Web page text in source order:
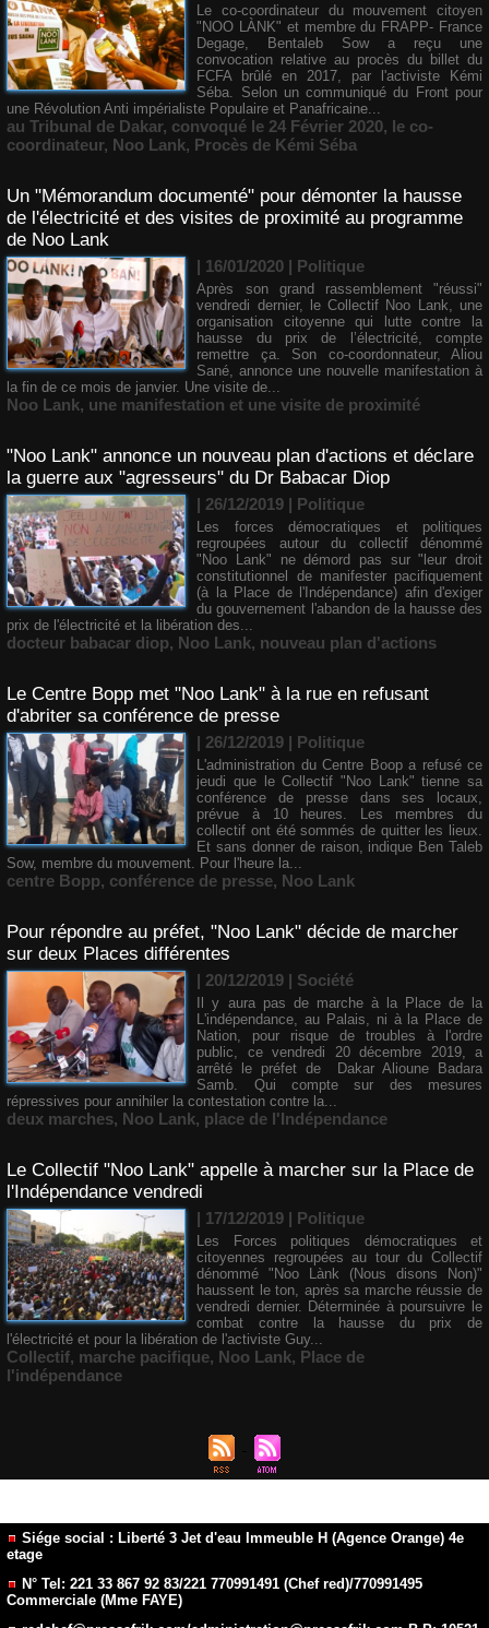
Le co-coordinateur du mouvement citoyen
"NOO LÀNK" et membre du FRAPP- France
Degage, Bentaleb Sow a reçu une
convocation relative au procès du billet du
FCFA brûlé en 2017, par l'activiste Kémi
Séba. Selon un communiqué du Front pour
une Révolution Anti impérialiste Populaire et Panafricaine...
au Tribunal de Dakar, convoqué le 24 Février 2020, le co-
coordinateur, Noo Lank, Procès de Kémi Séba
Un "Mémorandum documenté" pour démonter la hausse
de l'électricité et des visites de proximité au programme
de Noo Lank
| 16/01/2020 | Politique
Après son grand rassemblement "réussi"
vendredi dernier, le Collectif Noo Lank, une
organisation citoyenne qui lutte contre la
hausse du prix de l’électricité, compte
remettre ça. Son co-coordonnateur, Aliou
Sané, annonce une nouvelle manifestation à
la fin de ce mois de janvier. Une visite de...
Noo Lank, une manifestation et une visite de proximité
"Noo Lank" annonce un nouveau plan d'actions et déclare
la guerre aux "agresseurs" du Dr Babacar Diop
| 26/12/2019 | Politique
Les forces démocratiques et politiques
regroupées autour du collectif dénommé
"Noo Lank" ne démord pas sur "leur droit
constitutionnel de manifester pacifiquement
(à la Place de l'Indépendance) afin d'exiger
du gouvernement l'abandon de la hausse des
prix de l'électricité et la libération des...
docteur babacar diop, Noo Lank, nouveau plan d'actions
Le Centre Bopp met "Noo Lank" à la rue en refusant
d'abriter sa conférence de presse
| 26/12/2019 | Politique
L'administration du Centre Boop a refusé ce
jeudi que le Collectif "Noo Lank" tienne sa
conférence de presse dans ses locaux,
prévue à 10 heures. Les membres du
collectif ont été sommés de quitter les lieux.
Et sans donner de raison, indique Ben Taleb
Sow, membre du mouvement. Pour l'heure la...
centre Bopp, conférence de presse, Noo Lank
Pour répondre au préfet, "Noo Lank" décide de marcher
sur deux Places différentes
| 20/12/2019 | Société
Il y aura pas de marche à la Place de la
L'indépendance, au Palais, ni à la Place de
Nation, pour risque de troubles à l'ordre
public, ce vendredi 20 décembre 2019, a
arrêté le préfet de Dakar Alioune Badara
Samb. Qui compte sur des mesures
répressives pour annihiler la contestation contre la...
deux marches, Noo Lank, place de l'Indépendance
Le Collectif "Noo Lank" appelle à marcher sur la Place de
l'Indépendance vendredi
| 17/12/2019 | Politique
Les Forces politiques démocratiques et
citoyennes regroupées au tour du Collectif
dénommé "Noo Lànk (Nous disons Non)"
haussent le ton, après sa marche réussie de
vendredi dernier. Déterminée à poursuivre le
combat contre la hausse du prix de
l'électricité et pour la libération de l'activiste Guy...
Collectif, marche pacifique, Noo Lank, Place de
l'indépendance
Siége social : Liberté 3 Jet d'eau Immeuble H (Agence Orange) 4e
etage
N° Tel: 221 33 867 92 83/221 770991491 (Chef red)/770991495
Commerciale (Mme FAYE)